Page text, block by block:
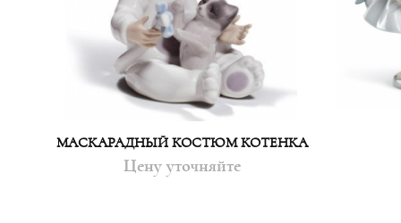
МАСКАРАДНЫЙ КОСТЮМ КОТЕНКА
Цену уточняйте